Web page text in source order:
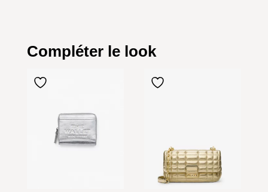
Compléter le look